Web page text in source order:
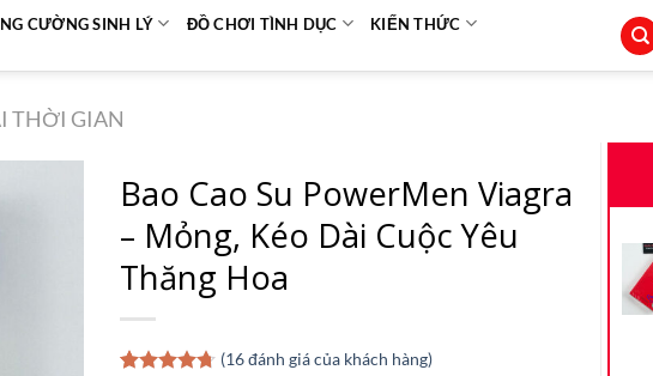
CƯỜNG SINH LÝ ĐỒ CHƠI TÌNH DỤC KIẾN THỨC
THỜI GIAN
Bao Cao Su PowerMen Viagra
– Mỏng, Kéo Dài Cuộc Yêu
Thăng Hoa
(16đánh giá của khách hàng)